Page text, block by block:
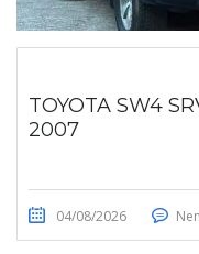
TOYOTA SW4
2007
04/08/2026